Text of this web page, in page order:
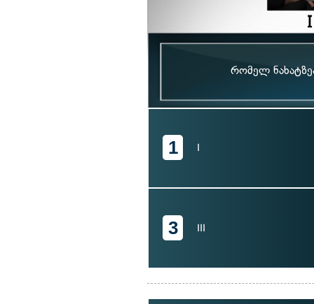
რომელ
1 I
3 III